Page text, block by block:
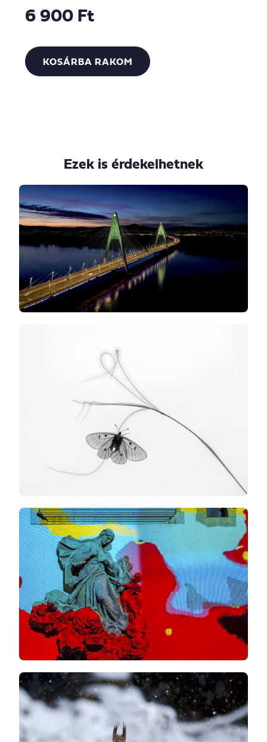
6 900 Ft
KOSÁRBA RAKOM
Ezek is érdekelhetnek